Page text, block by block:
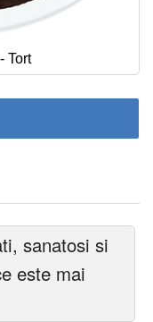
Tort
sanatosi si
este mai